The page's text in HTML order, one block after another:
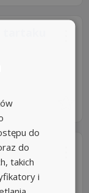
do
do
takich
i